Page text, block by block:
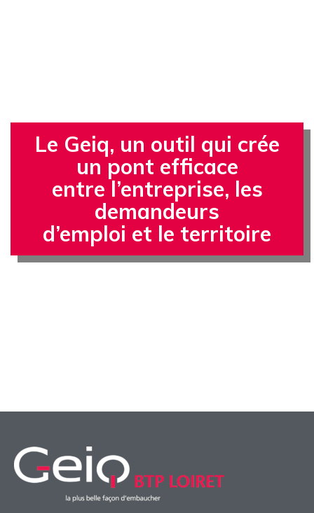
Le Geiq, un outil qui crée
un pont efficace
entre l’entreprise, les
demandeurs
d’emploi et le territoire